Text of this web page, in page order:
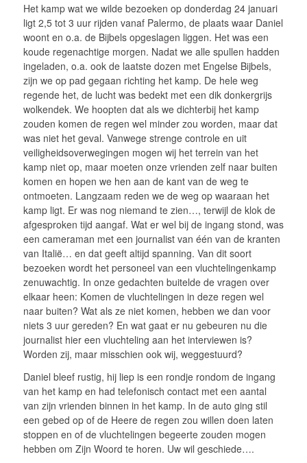
Het kamp wat we wilde bezoeken op donderdag 24 januari
ligt 2,5 tot 3 uur rijden vanaf Palermo, de plaats waar Daniel
woont en o.a. de Bijbels opgeslagen liggen. Het was een
koude regenachtige morgen. Nadat we alle spullen hadden
ingeladen, o.a. ook de laatste dozen met Engelse Bijbels,
zijn we op pad gegaan richting het kamp. De hele weg
regende het, de lucht was bedekt met een dik donkergrijs
wolkendek. We hoopten dat als we dichterbij het kamp
zouden komen de regen wel minder zou worden, maar dat
was niet het geval. Vanwege strenge controle en uit
veiligheidsoverwegingen mogen wij het terrein van het
kamp niet op, maar moeten onze vrienden zelf naar buiten
komen en hopen we hen aan de kant van de weg te
ontmoeten. Langzaam reden we de weg op waaraan het
kamp ligt. Er was nog niemand te zien…, terwijl de klok de
afgesproken tijd aangaf. Wat er wel bij de ingang stond, was
een cameraman met een journalist van één van de kranten
van Italië… en dat geeft altijd spanning. Van dit soort
bezoeken wordt het personeel van een vluchtelingenkamp
zenuwachtig. In onze gedachten buitelde de vragen over
elkaar heen: Komen de vluchtelingen in deze regen wel
naar buiten? Wat als ze niet komen, hebben we dan voor
niets 3 uur gereden? En wat gaat er nu gebeuren nu die
journalist hier een vluchteling aan het interviewen is?
Worden zij, maar misschien ook wij, weggestuurd?
Daniel bleef rustig, hij liep is een rondje rondom de ingang
van het kamp en had telefonisch contact met een aantal
van zijn vrienden binnen in het kamp. In de auto ging stil
een gebed op of de Heere de regen zou willen doen laten
stoppen en of de vluchtelingen begeerte zouden mogen
hebben om Zijn Woord te horen. Uw wil geschiede….